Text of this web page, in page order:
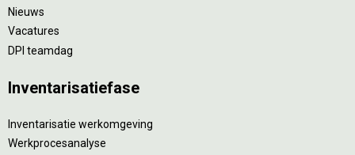
Nieuws
Vacatures
DPI teamdag
Inventarisatiefase
Inventarisatie werkomgeving
Werkprocesanalyse